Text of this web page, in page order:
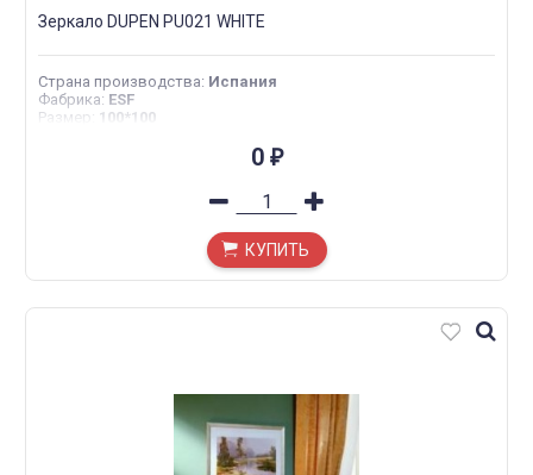
Зеркало DUPEN PU021 WHITE
Страна производства: Испания
Фабрика: ESF
Размер : 100*100
0 ₽
КУПИТЬ